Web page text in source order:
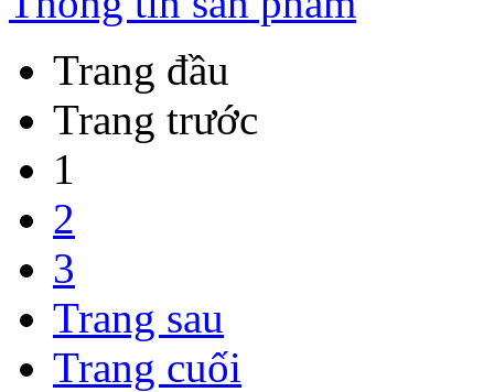
Trang đầu
Trang trước
1
2
3
Trang sau
Trang cuối